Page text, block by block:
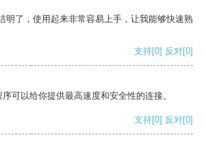
明了，使用起来非常容易上手，让我能够快速熟
支持[0] 反对[0]
可以给你提供最高速度和安全性的连接。
支持[0] 反对[0]